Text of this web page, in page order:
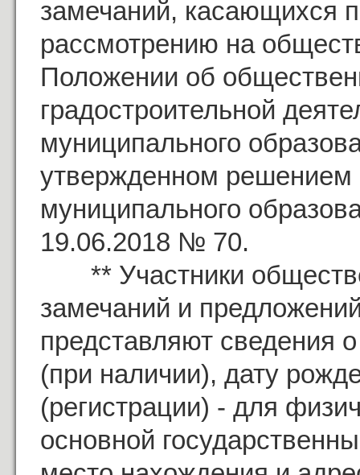
замечаний, касающихся
рассмотрению на
Положении об
градостроительной
муниципального
утвержденном решением
муниципального
19.06.2018 № 70.
** Участники
замечаний и
представляют сведения
(при наличии), дату
(регистрации) - для
основной